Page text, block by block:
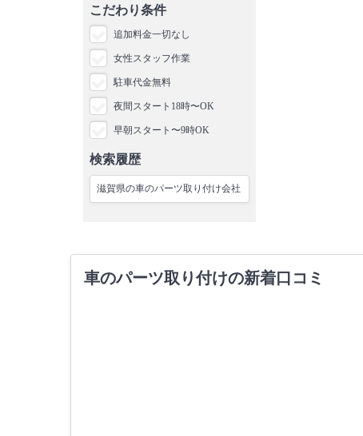
こだわり条件
追加料金一切なし
女性スタッフ作業
駐車代金無料
夜間スタート18時〜OK
早朝スタート〜9時OK
検索履歴
滋賀県の車のパーツ取り付け会社
車のパーツ取り付けの新着口コミ